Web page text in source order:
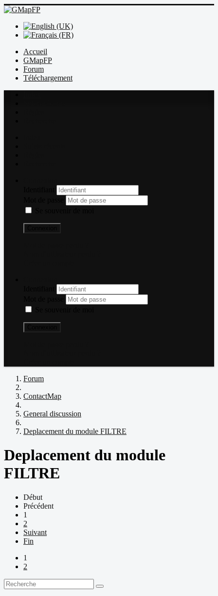
Accueil
GMapFP
Forum
Téléchargement
Forum
ContactMap
General discussion
Deplacement du module FILTRE
Deplacement du module
FILTRE
Début
Précédent
1
2
Suivant
Fin
1
2